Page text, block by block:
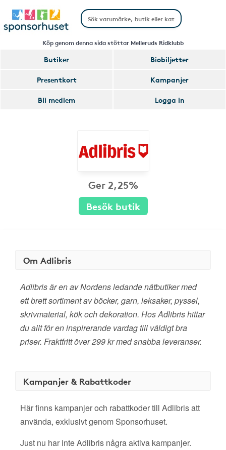
Köp genom denna sida stöttar Melleruds Ridklubb
Butiker
Biobiljetter
Presentkort
Kampanjer
Bli medlem
Logga in
Ger 2,25%
Besök butik
Om Adlibris
Adlibris är en av Nordens ledande nätbutiker med
ett brett sortiment av böcker, garn, leksaker, pyssel,
skrivmaterial, kök och dekoration. Hos Adlibris hittar
du allt för en inspirerande vardag till väldigt bra
priser. Fraktfritt över 299 kr med snabba leveranser.
Kampanjer & Rabattkoder
Här finns kampanjer och rabattkoder till Adlibris att
använda, exklusivt genom Sponsorhuset.
Just nu har inte Adlibris några aktiva kampanjer.